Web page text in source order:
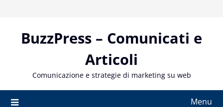
contentBuzzPress – Comunicati e
Articoli
Comunicazione e strategie di marketing su web
Menu